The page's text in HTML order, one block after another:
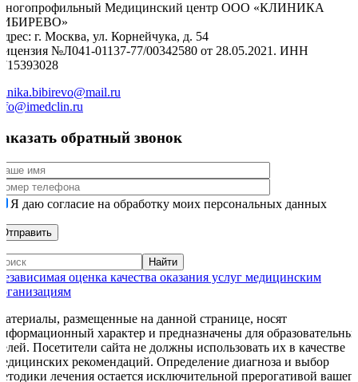
Медицинский центр ООО «КЛИНИКА
г. Москва, ул. Корнейчука, д. 54
№Л041-01137-77/00342580 от 28.05.2021. ИНН
обратный звонок
Я даю согласие на обработку моих персональных данных
оценка качества оказания услуг медицинским
размещенные на данной странице, носят
характер и предназначены для
Посетители сайта не должны использовать их в качестве
рекомендаций. Определение диагноза и выбор
лечения остается исключительной прерогативой